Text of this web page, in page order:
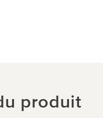
produit